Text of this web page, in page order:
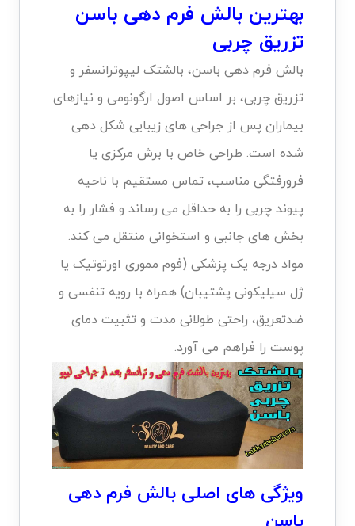
بهترین بالش فرم دهی باسن
تزریق چربی
بالش فرم دهی باسن، بالشتک لیپوترانسفر و
تزریق چربی، بر اساس اصول ارگونومی و نیازهای
بیماران پس از جراحی های زیبایی شکل دهی
شده است. طراحی خاص با برش مرکزی یا
فرورفتگی مناسب، تماس مستقیم با ناحیه
پیوند چربی را به حداقل می رساند و فشار را به
بخش های جانبی و استخوانی منتقل می کند.
مواد درجه یک پزشکی (فوم مموری اورتوتیک یا
ژل سیلیکونی پشتیبان) همراه با رویه تنفسی و
ضدتعریق، راحتی طولانی مدت و تثبیت دمای
پوست را فراهم می آورد.
ویژگی های اصلی بالش فرم دهی